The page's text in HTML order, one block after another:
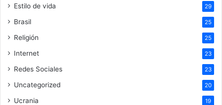
Estilo de vida 29
Brasil 25
Religión 25
Internet 23
Redes Sociales 23
Uncategorized 20
Ucrania 19